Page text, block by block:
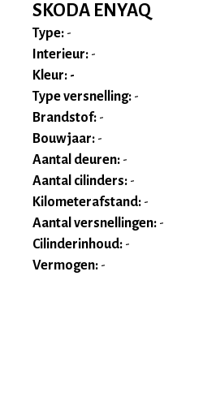
SKODA ENYAQ
Type: -
Interieur: -
Kleur: -
Type versnelling: -
Brandstof: -
Bouwjaar: -
Aantal deuren: -
Aantal cilinders: -
Kilometerafstand: -
Aantal versnellingen: -
Cilinderinhoud: -
Vermogen: -